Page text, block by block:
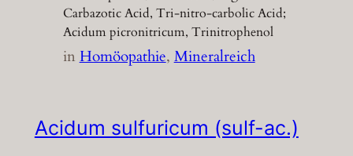
Carbazotic Acid, Tri-nitro-carbolic Acid;
Acidum picronitricum, Trinitrophenol
inHomöopathie, Mineralreich
Acidum sulfuricum (sulf-ac.)